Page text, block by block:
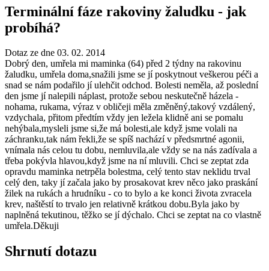
Terminální fáze rakoviny žaludku - jak
probíhá?
Dotaz ze dne 03. 02. 2014
Dobrý den, umřela mi maminka (64) před 2 týdny na rakovinu
žaludku, umřela doma,snažili jsme se jí poskytnout veškerou péči a
snad se nám podařilo jí ulehčit odchod. Bolesti neměla, až poslední
den jsme jí nalepili náplast, protože sebou neskutečně házela -
nohama, rukama, výraz v obličeji měla změněný,takový vzdálený,
vzdychala, přitom předtím vždy jen ležela klidně ani se pomalu
nehýbala,mysleli jsme si,že má bolesti,ale když jsme volali na
záchranku,tak nám řekli,že se spíš nachází v předsmrtné agonii,
vnímala nás celou tu dobu, nemluvila,ale vždy se na nás zadívala a
třeba pokývla hlavou,když jsme na ní mluvili. Chci se zeptat zda
opravdu maminka netrpěla bolestma, celý tento stav neklidu trval
celý den, taky jí začala jako by prosakovat krev něco jako praskání
žilek na rukách a hrudníku - co to bylo a ke konci života zvracela
krev, naštěstí to trvalo jen relativně krátkou dobu.Byla jako by
naplněná tekutinou, těžko se jí dýchalo. Chci se zeptat na co vlastně
umřela.Děkuji
Shrnutí dotazu